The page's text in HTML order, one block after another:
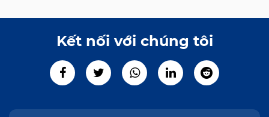
Kết nối với chúng tôi